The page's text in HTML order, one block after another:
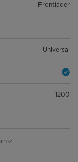
Frontlader
Universal
1200
Drehknopf & Tasten